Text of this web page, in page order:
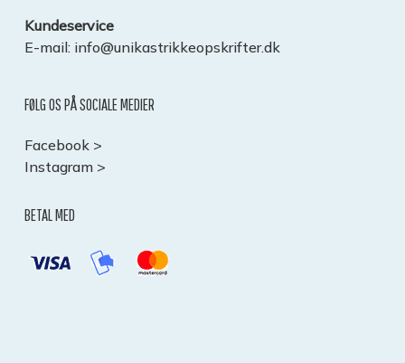
Kundeservice
E-mail: info@unikastrikkeopskrifter.dk
FØLG OS PÅ SOCIALE MEDIER
Facebook >
Instagram >
BETAL MED